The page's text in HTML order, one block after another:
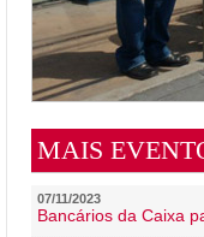
MAIS
07/11/2023
Bancários da Caixa